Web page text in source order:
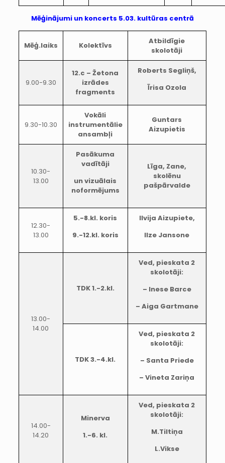
Mēģinājumi un koncerts 5.03. kultūras centrā
Mēģ.laiks Kolektīvs
Atbildīgie
skolotāji
9.00-9.30
12.c – Žetona
izrādes
fragments
Roberts Segliņš,
Īrisa Ozola
9.30-10.30
Vokāli
instrumentālie
ansambļi
Guntars
Aizupietis
10.30-
13.00
Pasākuma
vadītāji
un vizuālais
noformējums
Līga, Zane,
skolēnu
pašpārvalde
12.30-
13.00
5.-8.kl. koris
9.-12.kl. koris
Ilvija Aizupiete,
Ilze Jansone
13.00-
14.00
TDK 1.-2.kl.
Ved, pieskata 2
skolotāji:
– Inese Barce
– Aiga Gartmane
TDK 3.-4.kl.
Ved, pieskata 2
skolotāji:
– Santa Priede
– Vineta Zariņa
14.00-
14.20
Minerva
1.-6. kl.
Ved, pieskata 2
skolotāji:
M.Tiltiņa
L.Vikse